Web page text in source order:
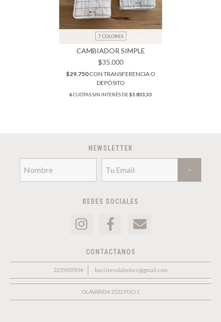
7 COLORES
CAMBIADOR SIMPLE
$35.000
$29.750CON TRANSFERENCIA O
DEPÓSITO
6CUOTAS SIN INTERÉS DE$5.833,33
NEWSLETTER
REDES SOCIALES
CONTACTANOS
2235907854 bayi.tiendabebes@gmail.com
OLAVARRIA 2532 PISO 1